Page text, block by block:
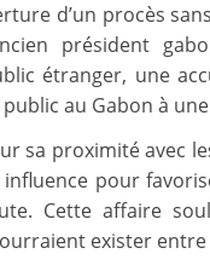
d’un procès
président
étranger, une
au Gabon à
sa proximité avec
influence pour
Cette affaire
exister entre